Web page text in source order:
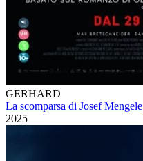
GERHARD
La scomparsa di Josef Mengele
2025